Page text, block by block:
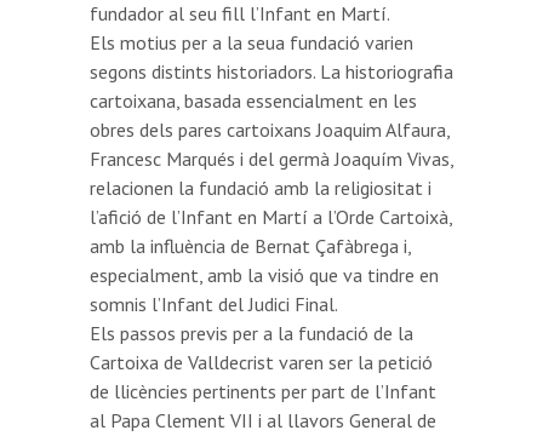
fundador al seu fill l’Infant en Martí.
Els motius per a la seua fundació varien
segons distints historiadors. La historiografia
cartoixana, basada essencialment en les
obres dels pares cartoixans Joaquim Alfaura,
Francesc Marqués i del germà Joaquím Vivas,
relacionen la fundació amb la religiositat i
l’afició de l’Infant en Martí a l’Orde Cartoixà,
amb la influència de Bernat Çafàbrega i,
especialment, amb la visió que va tindre en
somnis l’Infant del Judici Final.
Els passos previs per a la fundació de la
Cartoixa de Valldecrist varen ser la petició
de llicències pertinents per part de l’Infant
al Papa Clement VII i al llavors General de